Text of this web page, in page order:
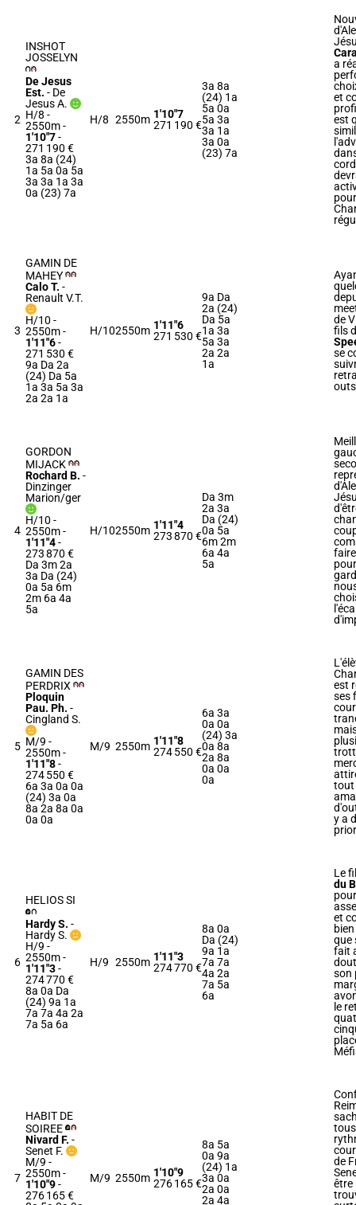
2
INSHOT
JOSSELYN
De Jesus
Est. - De
Jesus A.
H/8 -
2550m-
1'10"7-
271 190 €
3a 8a (24)
1a 5a 0a 5a
3a 3a 1a 3a
0a (23) 7a
H/8 2550m 1'10"7
271 190 €
3a 8a
(24) 1a
5a 0a
5a 3a
3a 1a
3a 0a
(23) 7a
a
et
est
3
GAMIN DE
MAHEY
Calo T. -
Renault V.T.
H/10 -
2550m-
1'11"6-
271 530 €
9a Da 2a
(24) Da 5a
1a 3a 5a 3a
2a 2a 1a
H/102550m 1'11"6
271 530 €
9a Da
2a (24)
Da 5a
1a 3a
5a 3a
2a 2a
1a
de
fils
se
4
GORDON
MIJACK
Rochard B. -
Dinzinger
Marion/ger
H/10 -
2550m-
1'11"4-
273 870 €
Da 3m 2a
3a Da (24)
0a 5a 6m
2m 6a 4a
5a
H/102550m 1'11"4
273 870 €
Da 3m
2a 3a
Da (24)
0a 5a
6m 2m
6a 4a
5a
5
GAMIN DES
PERDRIX
Ploquin
Pau. Ph. -
Cingland S.
M/9 -
2550m-
1'11"8-
274 550 €
6a 3a 0a 0a
(24) 3a 0a
8a 2a 8a 0a
0a 0a
M/9 2550m 1'11"8
274 550 €
6a 3a
0a 0a
(24) 3a
0a 8a
2a 8a
0a 0a
0a
est
ses
tout
y a
6
HELIOS SI
Hardy S. -
Hardy S.
H/9 -
2550m-
1'11"3-
274 770 €
8a 0a Da
(24) 9a 1a
7a 7a 4a 2a
7a 5a 6a
H/9 2550m 1'11"3
274 770 €
8a 0a
Da (24)
9a 1a
7a 7a
4a 2a
7a 5a
6a
Le
du
et
que
fait
son
le
7
HABIT DE
SOIREE
Nivard F. -
Senet F.
M/9 -
2550m-
1'10"9-
276 165 €
M/9 2550m 1'10"9
276 165 €
8a 5a
0a 9a
(24) 1a
3a 0a
2a 0a
2a 4a
de
être